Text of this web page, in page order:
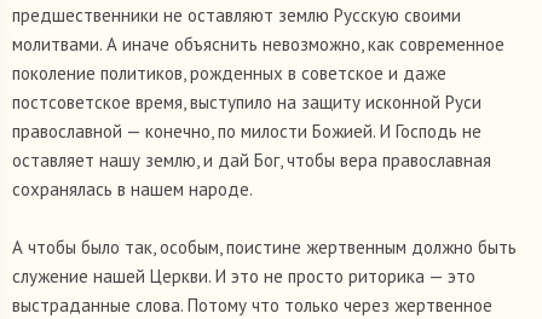
предшественники не оставляют землю Русскую своими
молитвами. А иначе объяснить невозможно, как современное
поколение политиков, рожденных в советское и даже
постсоветское время, выступило на защиту исконной Руси
православной — конечно, по милости Божией. И Господь не
оставляет нашу землю, и дай Бог, чтобы вера православная
сохранялась в нашем народе.
А чтобы было так, особым, поистине жертвенным должно быть
служение нашей Церкви. И это не просто риторика — это
выстраданные слова. Потому что только через жертвенное